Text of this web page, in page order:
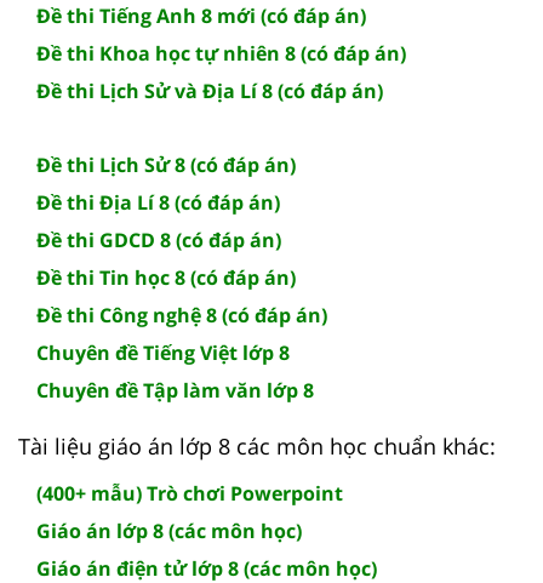
Đề thi Tiếng Anh 8 mới (có đáp án)
Đề thi Khoa học tự nhiên 8 (có đáp án)
Đề thi Lịch Sử và Địa Lí 8 (có đáp án)
Đề thi Lịch Sử 8 (có đáp án)
Đề thi Địa Lí 8 (có đáp án)
Đề thi GDCD 8 (có đáp án)
Đề thi Tin học 8 (có đáp án)
Đề thi Công nghệ 8 (có đáp án)
Chuyên đề Tiếng Việt lớp 8
Chuyên đề Tập làm văn lớp 8
Tài liệu giáo án lớp 8 các môn học chuẩn khác:
(400+ mẫu) Trò chơi Powerpoint
Giáo án lớp 8 (các môn học)
Giáo án điện tử lớp 8 (các môn học)